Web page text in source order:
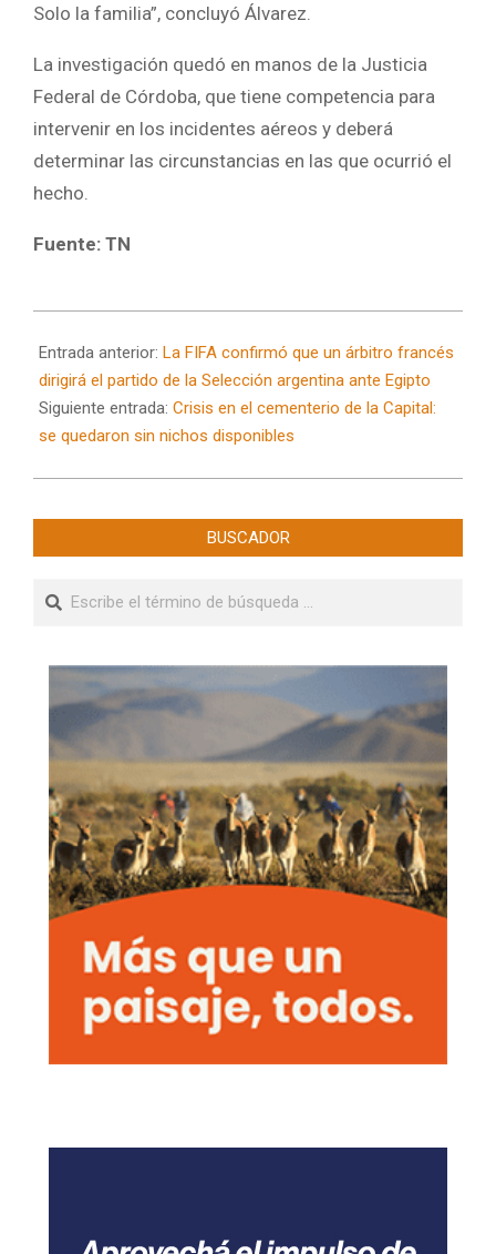
Solo la familia”, concluyó Álvarez.
La investigación quedó en manos de la Justicia
Federal de Córdoba, que tiene competencia para
intervenir en los incidentes aéreos y deberá
determinar las circunstancias en las que ocurrió el
hecho.
Fuente: TN
07-
06
Entrada anterior: La FIFA confirmó que un árbitro francés
dirigirá el partido de la Selección argentina ante Egipto
Siguiente entrada: Crisis en el cementerio de la Capital:
se quedaron sin nichos disponibles
BUSCADOR
Buscar